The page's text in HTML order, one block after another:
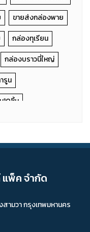
ขายส่งกล่องพาย
กล่องทุเรียน
กล่องบราวนี่ใหญ่
รูน
10ชิ้น
าการูนครบวงจร
รูน
รูน
รับผลิตกล่องขนม
สั่ง
พ็ค จำกัด
ามวา กรุงเทพมหานคร